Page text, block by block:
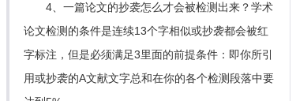
4、一篇论文的抄袭怎么才会被检测出来？学术
论文检测的条件是连续13个字相似或抄袭都会被红
字标注，但是必须满足3里面的前提条件：即你所引
用或抄袭的A文献文字总和在你的各个检测段落中要